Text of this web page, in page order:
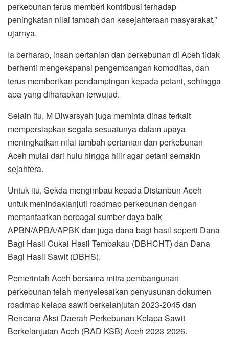
perkebunan terus memberi kontribusi terhadap
peningkatan nilai tambah dan kesejahteraan masyarakat,”
ujarnya.
Ia berharap, insan pertanian dan perkebunan di Aceh tidak
berhenti mengekspansi pengembangan komoditas, dan
terus memberikan pendampingan kepada petani, sehingga
apa yang diharapkan terwujud.
Selain itu, M Diwarsyah juga meminta dinas terkait
mempersiapkan segala sesuatunya dalam upaya
meningkatkan nilai tambah pertanian dan perkebunan
Aceh mulai dari hulu hingga hilir agar petani semakin
sejahtera.
Untuk itu, Sekda mengimbau kepada Distanbun Aceh
untuk menindaklanjuti roadmap perkebunan dengan
memanfaatkan berbagai sumber daya baik
APBN/APBA/APBK dan juga dana bagi hasil seperti Dana
Bagi Hasil Cukai Hasil Tembakau (DBHCHT) dan Dana
Bagi Hasil Sawit (DBHS).
Pemerintah Aceh bersama mitra pembangunan
perkebunan telah menyelesaikan penyusunan dokumen
roadmap kelapa sawit berkelanjutan 2023-2045 dan
Rencana Aksi Daerah Perkebunan Kelapa Sawit
Berkelanjutan Aceh (RAD KSB) Aceh 2023-2026.